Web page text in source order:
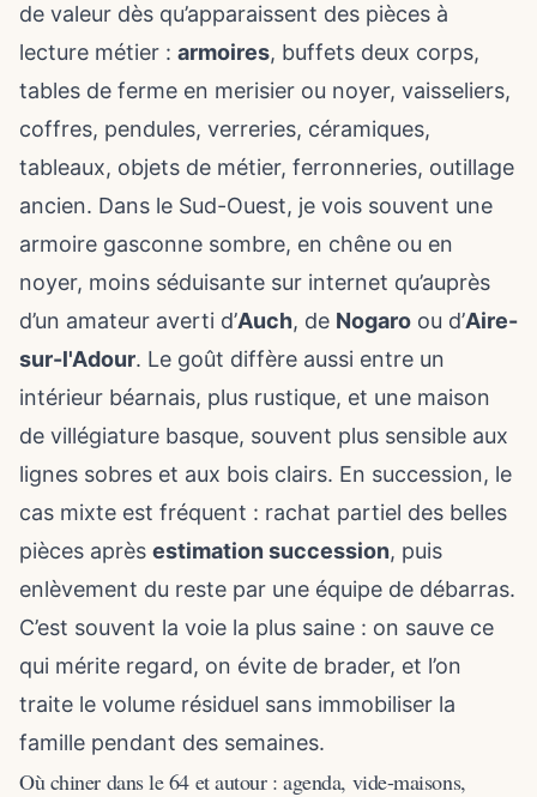
de valeur dès qu’apparaissent des pièces à
lecture métier : armoires, buffets deux corps,
tables de ferme en merisier ou noyer, vaisseliers,
coffres, pendules, verreries, céramiques,
tableaux, objets de métier, ferronneries, outillage
ancien. Dans le Sud-Ouest, je vois souvent une
armoire gasconne sombre, en chêne ou en
noyer, moins séduisante sur internet qu’auprès
d’un amateur averti d’Auch, de Nogaro ou d’Aire-
sur-l'Adour. Le goût diffère aussi entre un
intérieur béarnais, plus rustique, et une maison
de villégiature basque, souvent plus sensible aux
lignes sobres et aux bois clairs. En succession, le
cas mixte est fréquent : rachat partiel des belles
pièces après estimation succession, puis
enlèvement du reste par une équipe de débarras.
C’est souvent la voie la plus saine : on sauve ce
qui mérite regard, on évite de brader, et l’on
traite le volume résiduel sans immobiliser la
famille pendant des semaines.
Où chiner dans le 64 et autour : agenda, vide-maisons,